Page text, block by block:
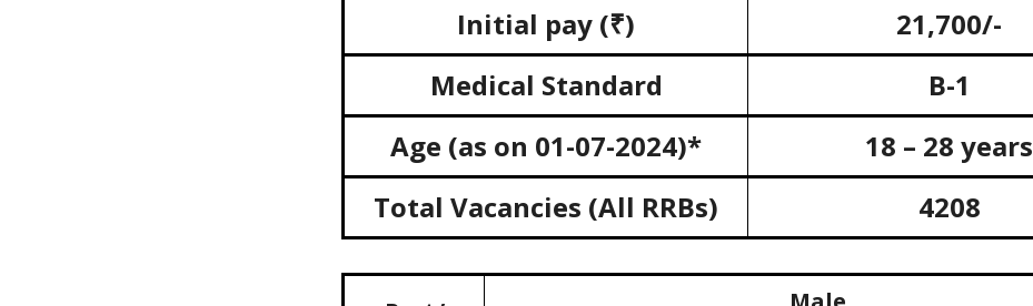
Initial pay (₹)
21,700/-
Medical Standard
B-1
Age (as on 01-07-2024)*
18 – 28 years
Total Vacancies (All RRBs) 4208